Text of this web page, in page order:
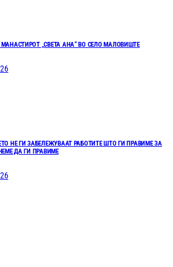
„СВЕТА АНА“ ВО СЕЛО МАЛОВИШТЕ
НЕ ГИ ЗАБЕЛЕЖУВААТ РАБОТИТЕ ШТО ГИ ПРАВИМЕ ЗА
ДА ГИ ПРАВИМЕ